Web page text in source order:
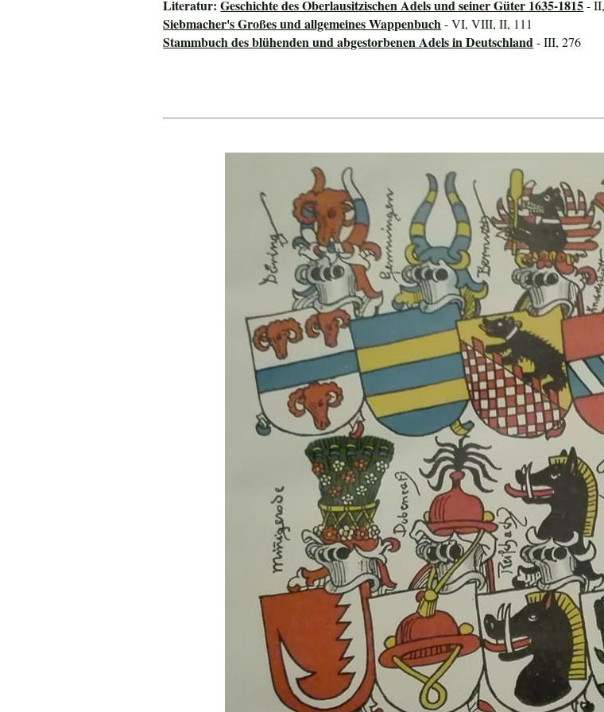
Literatur:Geschichte des Oberlausitzischen Adels und seiner Güter 1635-1815-
Siebmacher's Großes und allgemeines Wappenbuch - VI, VIII, II, 111
Stammbuch des blühenden und abgestorbenen Adels in Deutschland - III, 276